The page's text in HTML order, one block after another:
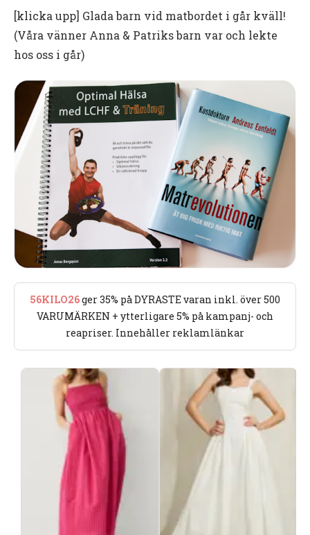
[klicka upp] Glada barn vid matbordet i går kväll!
(Våra vänner Anna & Patriks barn var och lekte
hos oss i går)
56KILO26ger 35% på DYRASTE varan inkl. över 500
VARUMÄRKEN + ytterligare 5% på kampanj- och
reapriser. Innehåller reklamlänkar